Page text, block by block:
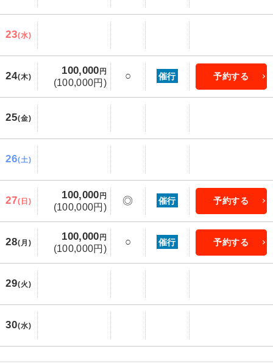
23(水)
24(木)
100,000 円
(100,000円)
○ 催行 予約する
25(金)
26(土)
27(日)
100,000 円
(100,000円)
◎ 催行 予約する
28(月)
100,000 円
(100,000円)
○ 催行 予約する
29(火)
30(水)